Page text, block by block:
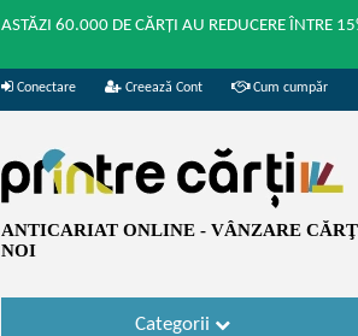
ASTĂZI 60.000 DE CĂRȚI AU REDUCERE ÎNTRE
Conectare Creează Cont Cum cumpăr
ANTICARIAT ONLINE - VÂNZARE
NOI
Categorii